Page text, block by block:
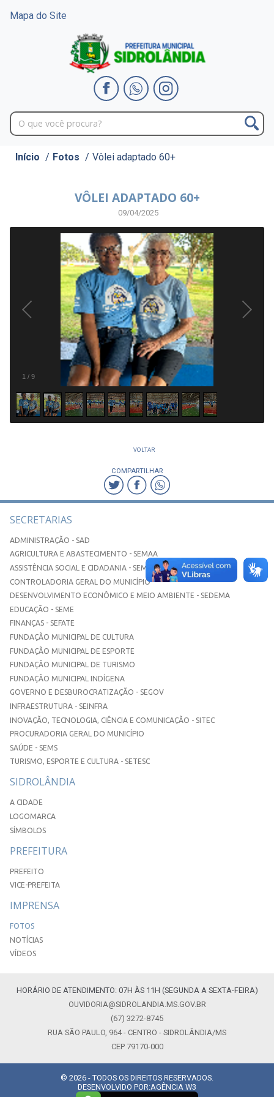
Mapa do Site
Início / Fotos / Vôlei adaptado 60+
VÔLEI ADAPTADO 60+
09/04/2025
1 / 9
VOLTAR
COMPARTILHAR
SECRETARIAS
ADMINISTRAÇÃO - SAD
AGRICULTURA E ABASTECIMENTO - SEMAA
ASSISTÊNCIA SOCIAL E CIDADANIA - SEMASC
CONTROLADORIA GERAL DO MUNICÍPIO
DESENVOLVIMENTO ECONÔMICO E MEIO AMBIENTE - SEDEMA
EDUCAÇÃO - SEME
FINANÇAS - SEFATE
FUNDAÇÃO MUNICIPAL DE CULTURA
FUNDAÇÃO MUNICIPAL DE ESPORTE
FUNDAÇÃO MUNICIPAL DE TURISMO
FUNDAÇÃO MUNICIPAL INDÍGENA
GOVERNO E DESBUROCRATIZAÇÃO - SEGOV
INFRAESTRUTURA - SEINFRA
INOVAÇÃO, TECNOLOGIA, CIÊNCIA E COMUNICAÇÃO - SITEC
PROCURADORIA GERAL DO MUNICÍPIO
SAÚDE - SEMS
TURISMO, ESPORTE E CULTURA - SETESC
SIDROLÂNDIA
A CIDADE
LOGOMARCA
SÍMBOLOS
PREFEITURA
PREFEITO
VICE-PREFEITA
IMPRENSA
FOTOS
NOTÍCIAS
VÍDEOS
HORÁRIO DE ATENDIMENTO: 07H ÀS 11H (SEGUNDA A SEXTA-FEIRA)
OUVIDORIA@SIDROLANDIA.MS.GOV.BR
(67) 3272-8745
RUA SÃO PAULO, 964 - CENTRO - SIDROLÂNDIA/MS
CEP 79170-000
© 2026 - TODOS OS DIREITOS RESERVADOS.
DESENVOLVIDO POR:AGÊNCIA W3